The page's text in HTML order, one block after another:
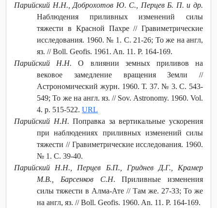
Парийский Н.Н., Доброхотов Ю. С., Перцев Б. П. и др.
Наблюдения приливных изменений силы
тяжести в Красной Пахре // Гравиметрические
исследования. 1960. № 1. С. 21-26; То же на англ,
яз. // Boll. Geofis. 1961. An. 11. P. 164-169.
Парийский Н.Н.О влиянии земных приливов на
вековое замедление вращения Земли //
Астрономический журн. 1960. Т. 37. № 3. С. 543-
549; То же на англ. яз. // Sov. Astronomy. 1960. Vol.
4. p. 515-522.URL
Парийский Н.Н.Поправка за вертикальные ускорения
при наблюдениях приливных изменений силы
тяжести // Гравиметрические исследования. 1960.
№ 1. С. 39-40.
Парийский Н.Н., Перцев Б.П., Гриднев Д.Г., Крамер
М.В., Барсенков С.Н. Приливные изменения
силы тяжести в Алма-Ате // Там же. 27-33; То же
на англ, яз. // Boll. Geofis. 1960. An. 11. P. 164-169.